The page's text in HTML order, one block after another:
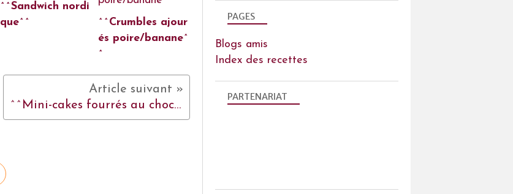
^^Sandwich nordi
que^^
^^Crumbles ajour
és poire/banane^
^
^^Mini-cakes fourrés au chocolat^^
PAGES
Blogs amis
Index des recettes
PARTENARIAT